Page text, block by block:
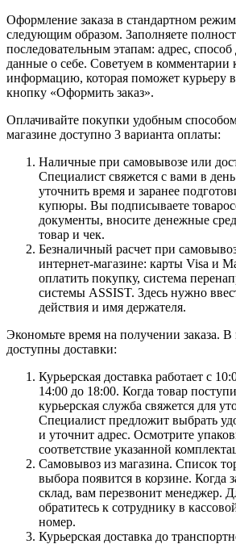
Оформление заказа в стандартном
следующим образом. Заполняете
последовательным этапам: адрес,
данные о себе. Советуем в комментарии
информацию, которая поможет курьеру
кнопку «Оформить заказ».
Оплачивайте покупки удобным
магазине доступно 3 варианта оплаты:
Наличные при самовывозе или
Специалист свяжется с вами в
уточнить время и заранее
купюры. Вы подписываете
документы, вносите денежные
товар и чек.
Безналичный расчет при
интернет-магазине: карты Visa и
оплатить покупку, система
системы ASSIST. Здесь нужно
действия и имя держателя.
Экономьте время на получении заказа. В
доступны доставки:
Курьерская доставка работает с
14:00 до 18:00. Когда товар
курьерская служба свяжется для
Специалист предложит выбрать
и уточнит адрес. Осмотрите
соответствие указанной
Самовывоз из магазина. Список
выбора появится в корзине. Когда
склад, вам перезвонит менеджер.
обратитесь к сотруднику в
номер.
Курьерская доставка до